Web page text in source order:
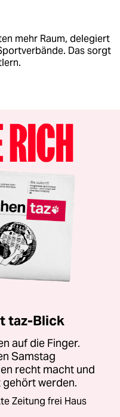
mehr Raum, delegiert
Das sorgt
taz-Blick
auf die Finger.
Samstag
recht macht und
werden.
Zeitung frei Haus